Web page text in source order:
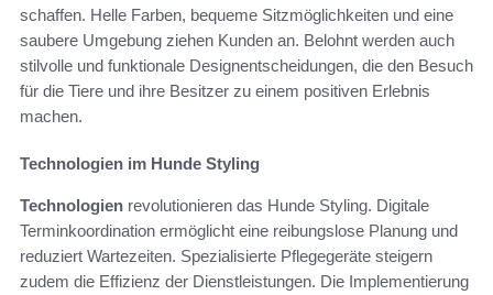
schaffen. Helle Farben, bequeme Sitzmöglichkeiten und eine
saubere Umgebung ziehen Kunden an. Belohnt werden auch
stilvolle und funktionale Designentscheidungen, die den Besuch
für die Tiere und ihre Besitzer zu einem positiven Erlebnis
machen.
Technologien im Hunde Styling
Technologien revolutionieren das Hunde Styling. Digitale
Terminkoordination ermöglicht eine reibungslose Planung und
reduziert Wartezeiten. Spezialisierte Pflegegeräte steigern
zudem die Effizienz der Dienstleistungen. Die Implementierung